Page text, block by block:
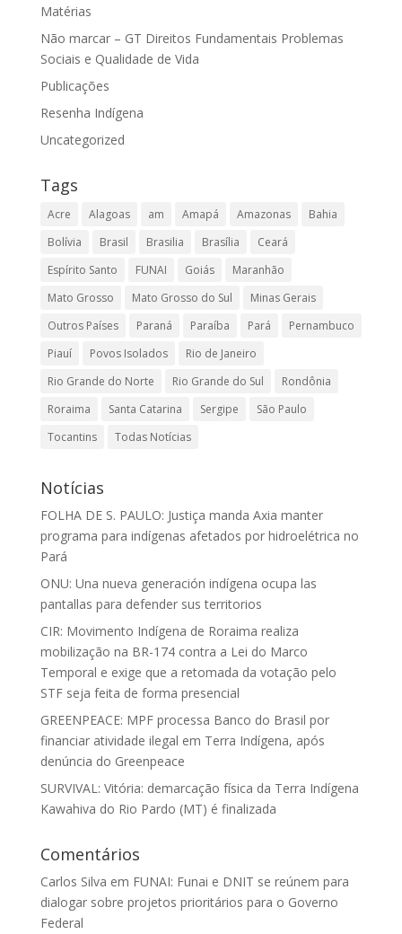
Matérias
Não marcar – GT Direitos Fundamentais Problemas
Sociais e Qualidade de Vida
Publicações
Resenha Indígena
Uncategorized
Tags
Acre Alagoas am Amapá Amazonas
Bahia
Bolívia
Brasil Brasilia Brasília
Ceará
Espírito Santo
FUNAI Goiás
Maranhão
Mato Grosso
Mato Grosso do Sul
Minas Gerais
Outros Países
Paraná Paraíba Pará
Pernambuco
Piauí
Povos Isolados
Rio de Janeiro
Rio Grande do Norte
Rio Grande do Sul
Rondônia
Roraima
Santa Catarina Sergipe
São Paulo
Tocantins
Todas Notícias
Notícias
FOLHA DE S. PAULO: Justiça manda Axia manter
programa para indígenas afetados por hidroelétrica no
Pará
ONU: Una nueva generación indígena ocupa las
pantallas para defender sus territorios
CIR: Movimento Indígena de Roraima realiza
mobilização na BR-174 contra a Lei do Marco
Temporal e exige que a retomada da votação pelo
STF seja feita de forma presencial
GREENPEACE: MPF processa Banco do Brasil por
financiar atividade ilegal em Terra Indígena, após
denúncia do Greenpeace
SURVIVAL: Vitória: demarcação física da Terra Indígena
Kawahiva do Rio Pardo (MT) é finalizada
Comentários
Carlos Silva em FUNAI: Funai e DNIT se reúnem para
dialogar sobre projetos prioritários para o Governo
Federal